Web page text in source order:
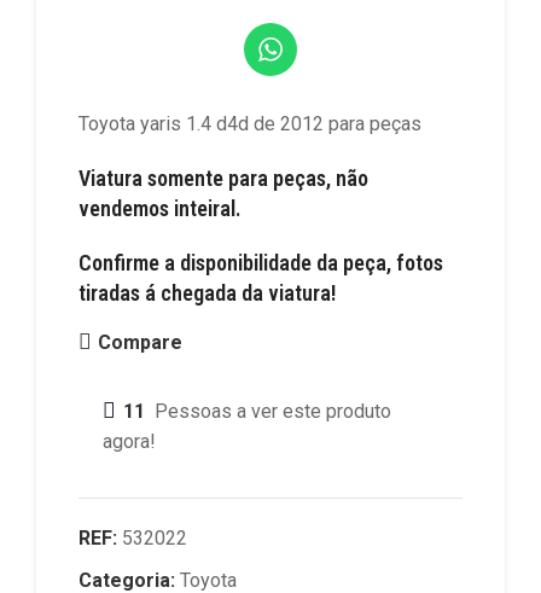
Toyota yaris 1.4 d4d de 2012 para peças
Viatura somente para peças, não
vendemos inteiral.
Confirme a disponibilidade da peça, fotos
tiradas á chegada da viatura!
Compare
11 Pessoas a ver este produto
agora!
REF: 532022
Categoria: Toyota